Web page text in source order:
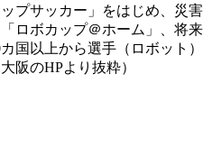
プサッカー」をはじめ、災
ロボカップ＠ホーム」、将
国以上から選手（ロボット）
阪のHPより抜粋）